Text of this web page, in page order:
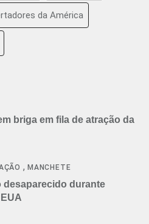
da América
briga em fila de atração da
,MANCHETE
desaparecido durante